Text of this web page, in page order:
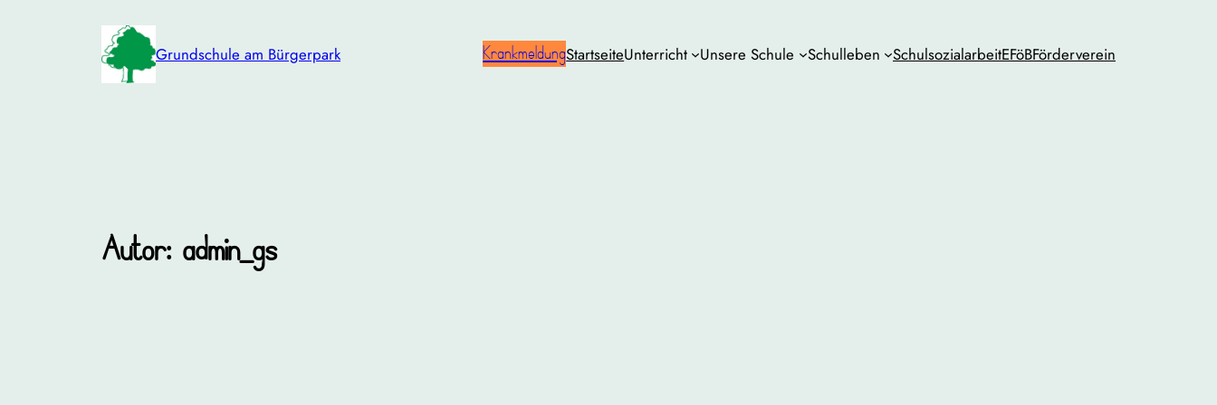
Grundschule am Bürgerpark KrankmeldungStartseiteUnterricht Unsere Schule Schulleben SchulsozialarbeitEFöBFörderverein
Autor: admin_gs